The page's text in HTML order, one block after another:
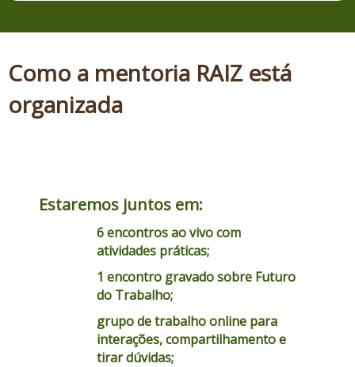
Como a mentoria RAIZ está
organizada
Estaremos juntos em:
6 encontros ao vivo com
atividades práticas;
1 encontro gravado sobre Futuro
do Trabalho;
grupo de trabalho online para
interações, compartilhamento e
tirar dúvidas;